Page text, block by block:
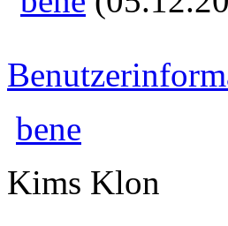
bene
Kims Klon